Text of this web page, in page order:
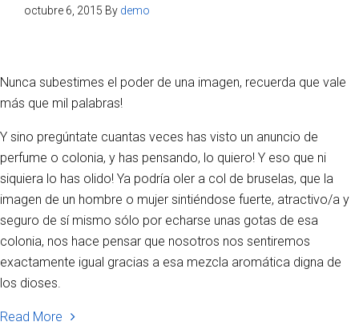
octubre 6, 2015 By demo
Nunca subestimes el poder de una imagen, recuerda que vale
más que mil palabras!
Y sino pregúntate cuantas veces has visto un anuncio de
perfume o colonia, y has pensando, lo quiero! Y eso que ni
siquiera lo has olido! Ya podría oler a col de bruselas, que la
imagen de un hombre o mujer sintiéndose fuerte, atractivo/a y
seguro de sí mismo sólo por echarse unas gotas de esa
colonia, nos hace pensar que nosotros nos sentiremos
exactamente igual gracias a esa mezcla aromática digna de
los dioses.
Read More